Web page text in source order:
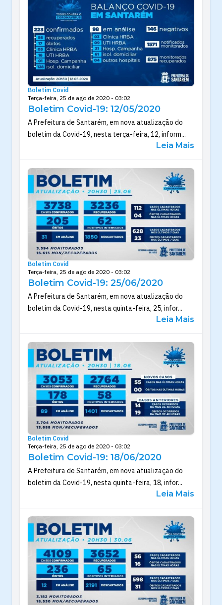
Boletim Covid
Terça-feira, 25 de ago de 2020 - 03:02
Boletim Covid-19: 12/05/2020
A Prefeitura de Santarém, em nova atualização do
boletim da Covid-19, nesta terça-feira, 12, inform...
Leia Mais
Boletim Covid
Terça-feira, 25 de ago de 2020 - 03:02
Boletim Covid-19: 25/06/2020
A Prefeitura de Santarém, em nova atualização do
boletim da Covid-19, nesta quinta-feira, 25, infor...
Leia Mais
Boletim Covid
Terça-feira, 25 de ago de 2020 - 03:02
Boletim Covid-19: 18/06/2020
A Prefeitura de Santarém, em nova atualização do
boletim da Covid-19, nesta quinta-feira, 18, infor...
Leia Mais